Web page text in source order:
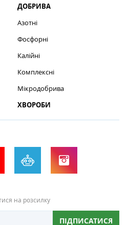
ДОБРИВА
Азотні
Фосфорні
Калійні
Комплексні
Мікродобрива
ХВОРОБИ
на розсилку
ПІДПИСАТИСЯ